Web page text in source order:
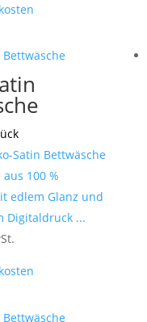
Satin Bettwäsche
100 %
edlem Glanz und
Digitaldruck ...